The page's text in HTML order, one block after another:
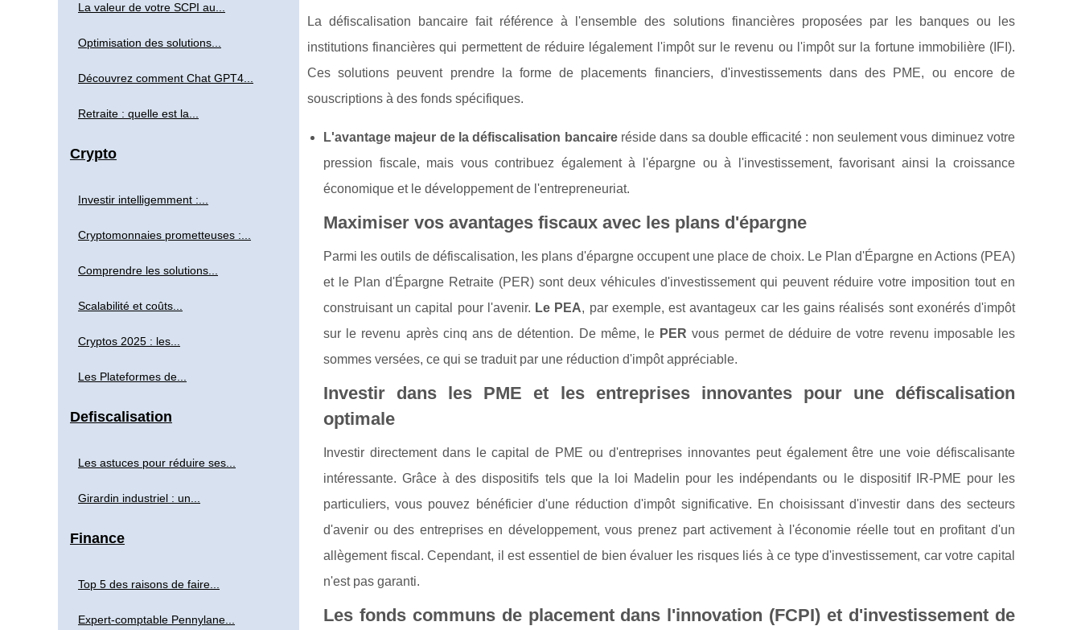
La défiscalisation bancaire fait référence à l'ensemble des solutions financières proposées par les banques ou les
institutions financières qui permettent de réduire légalement l'impôt sur le revenu ou l'impôt sur la fortune immobilière (IFI).
Ces solutions peuvent prendre la forme de placements financiers, d'investissements dans des PME, ou encore de
souscriptions à des fonds spécifiques.
L'avantage majeur de la défiscalisation bancaireréside dans sa double efficacité : non seulement vous diminuez votre
pression fiscale, mais vous contribuez également à l'épargne ou à l'investissement, favorisant ainsi la croissance
économique et le développement de l'entrepreneuriat.
Maximiser vos avantages fiscaux avec les plans d'épargne
Parmi les outils de défiscalisation, les plans d'épargne occupent une place de choix. Le Plan d'Épargne en Actions (PEA)
et le Plan d'Épargne Retraite (PER) sont deux véhicules d'investissement qui peuvent réduire votre imposition tout en
construisant un capital pour l'avenir. Le PEA, par exemple, est avantageux car les gains réalisés sont exonérés d'impôt
sur le revenu après cinq ans de détention. De même, le PER vous permet de déduire de votre revenu imposable les
sommes versées, ce qui se traduit par une réduction d'impôt appréciable.
Investir dans les PME et les entreprises innovantes pour une défiscalisation
optimale
Investir directement dans le capital de PME ou d'entreprises innovantes peut également être une voie défiscalisante
intéressante. Grâce à des dispositifs tels que la loi Madelin pour les indépendants ou le dispositif IR-PME pour les
particuliers, vous pouvez bénéficier d'une réduction d'impôt significative. En choisissant d'investir dans des secteurs
d'avenir ou des entreprises en développement, vous prenez part activement à l'économie réelle tout en profitant d'un
allègement fiscal. Cependant, il est essentiel de bien évaluer les risques liés à ce type d'investissement, car votre capital
n'est pas garanti.
Les fonds communs de placement dans l'innovation (FCPI) et d'investissement de
La valeur de votre SCPI au...
Optimisation des solutions...
Découvrez comment Chat GPT4...
Retraite : quelle est la...
Crypto
Investir intelligemment :...
Cryptomonnaies prometteuses :...
Comprendre les solutions...
Scalabilité et coûts...
Cryptos 2025 : les...
Les Plateformes de...
Defiscalisation
Les astuces pour réduire ses...
Girardin industriel : un...
Finance
Top 5 des raisons de faire...
Expert-comptable Pennylane...